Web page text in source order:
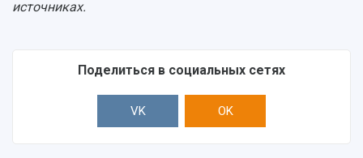
источниках.
Поделиться в социальных сетях
VK OK